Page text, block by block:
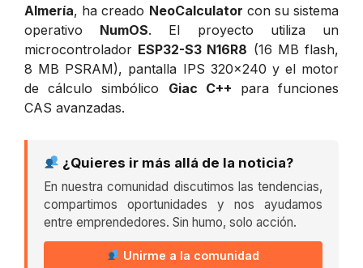
Almería, ha creado NeoCalculator con su sistema
operativo NumOS. El proyecto utiliza un
microcontrolador ESP32-S3 N16R8 (16 MB flash,
8 MB PSRAM), pantalla IPS 320x240 y el motor
de cálculo simbólico Giac C++ para funciones
CAS avanzadas.
¿Quieres ir más allá de la noticia?
En nuestra comunidad discutimos las tendencias,
compartimos oportunidades y nos ayudamos
entre emprendedores. Sin humo, solo acción.
Unirme a la comunidad